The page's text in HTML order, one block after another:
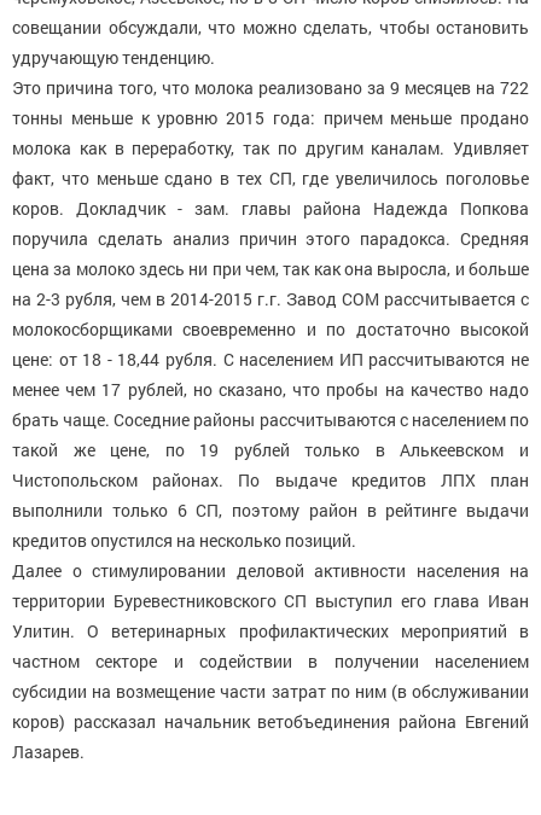
совещании обсуждали, что можно сделать, чтобы остановить
удручающую тенденцию.
Это причина того, что молока реализовано за 9 месяцев на 722
тонны меньше к уровню 2015 года: причем меньше продано
молока как в переработку, так по другим каналам. Удивляет
факт, что меньше сдано в тех СП, где увеличилось поголовье
коров. Докладчик - зам. главы района Надежда Попкова
поручила сделать анализ причин этого парадокса. Средняя
цена за молоко здесь ни при чем, так как она выросла, и больше
на 2-3 рубля, чем в 2014-2015 г.г. Завод СОМ рассчитывается с
молокосборщиками своевременно и по достаточно высокой
цене: от 18 - 18,44 рубля. С населением ИП рассчитываются не
менее чем 17 рублей, но сказано, что пробы на качество надо
брать чаще. Соседние районы рассчитываются с населением по
такой же цене, по 19 рублей только в Алькеевском и
Чистопольском районах. По выдаче кредитов ЛПХ план
выполнили только 6 СП, поэтому район в рейтинге выдачи
кредитов опустился на несколько позиций.
Далее о стимулировании деловой активности населения на
территории Буревестниковского СП выступил его глава Иван
Улитин. О ветеринарных профилактических мероприятий в
частном секторе и содействии в получении населением
субсидии на возмещение части затрат по ним (в обслуживании
коров) рассказал начальник ветобъединения района Евгений
Лазарев.